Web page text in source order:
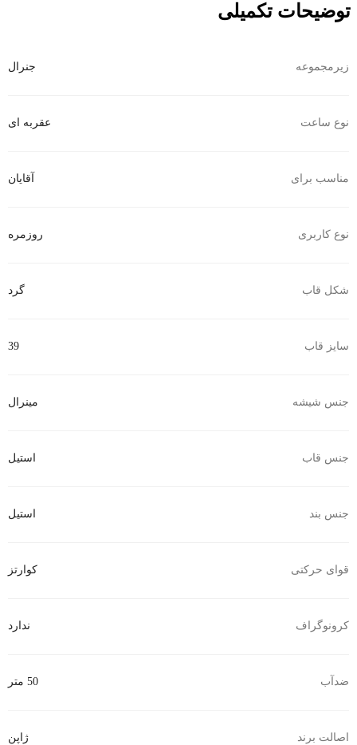
توضیحات تکمیلی
زیرمجموعه جنرال
نوع ساعت عقربه ای
مناسب برای آقایان
نوع کاربری روزمره
شکل قاب گرد
سایز قاب 39
جنس شیشه مینرال
جنس قاب استیل
جنس بند استیل
قوای حرکتی کوارتز
کرونوگراف ندارد
ضدآب 50 متر
اصالت برند ژاپن